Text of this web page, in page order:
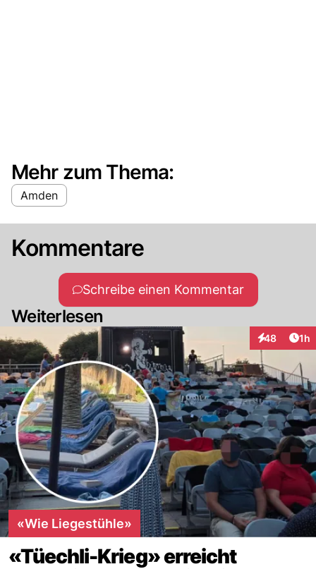
Mehr zum Thema:
Amden
Kommentare
Schreibe einen Kommentar
Weiterlesen
48
Interaktionen
1h
«Wie Liegestühle»
«Tüechli-Krieg» erreicht